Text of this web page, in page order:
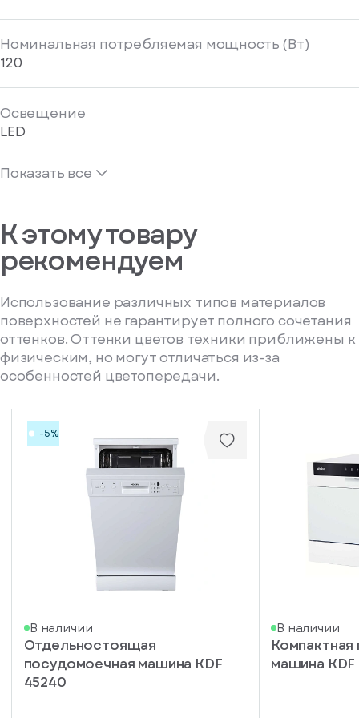
Номинальная потребляемая мощность (Вт)
120
Освещение
LED
Показать все
К этому товару
рекомендуем
Использование различных типов материалов
поверхностей не гарантирует полного сочетания
оттенков. Оттенки цветов техники приближены к
физическим, но могут отличаться из-за
особенностей цветопередачи.
-5%
В наличии
Отдельностоящая
посудомоечная машина KDF
45240
В наличии
машина
на